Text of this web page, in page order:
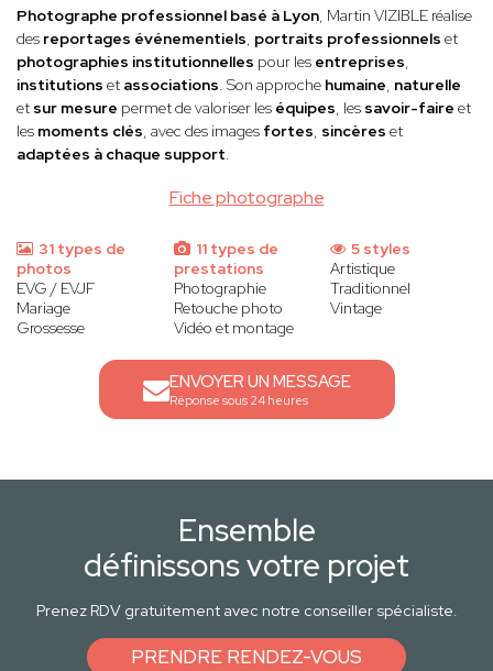
Fiche photographe
Photographe professionnel basé à Lyon, Martin VIZIBLE réalise
des reportages événementiels, portraits professionnels et
photographies institutionnelles pour les entreprises,
institutions et associations. Son approche humaine, naturelle
et sur mesure permet de valoriser les équipes, les savoir-faire et
les moments clés, avec des images fortes, sincères et
adaptées à chaque support.
31 types de
photos
EVG / EVJF
Mariage
Grossesse
11 types de
prestations
Photographie
Retouche photo
Vidéo et montage
5 styles
Artistique
Traditionnel
Vintage
ENVOYER UN MESSAGE
Réponse sous 24 heures
Ensemble
définissons votre projet
Prenez RDV gratuitement avec notre conseiller spécialiste.
PRENDRE RENDEZ-VOUS